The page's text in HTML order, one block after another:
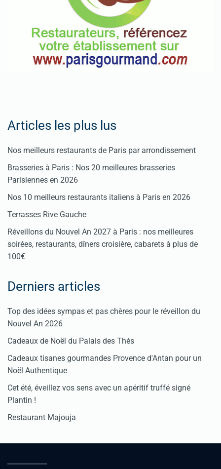
Articles les plus lus
Nos meilleurs restaurants de Paris par arrondissement
Brasseries à Paris : Nos 20 meilleures brasseries
Parisiennes en 2026
Nos 10 meilleurs restaurants italiens à Paris en 2026
Terrasses Rive Gauche
Réveillons du Nouvel An 2027 à Paris : nos meilleures
soirées, restaurants, dîners croisière, cabarets à plus de
100€
Derniers articles
Top des idées sympas et pas chères pour le réveillon du
Nouvel An 2026
Cadeaux de Noël du Palais des Thés
Cadeaux tisanes gourmandes Provence d'Antan pour un
Noël Authentique
Cet été, éveillez vos sens avec un apéritif truffé signé
Plantin !
Restaurant Majouja